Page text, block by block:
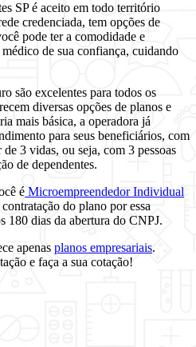
SP é aceito em todo território
credenciada, tem opções de
pode ter a comodidade e
de sua confiança, cuidando
são excelentes para todos os
diversas opções de planos e
mais básica, a operadora já
para seus beneficiários, com
3 vidas, ou seja, com 3 pessoas
de dependentes.
é Microempreendedor Individual
do plano por essa
180 dias da abertura do CNPJ.
apenas planos empresariais.
e faça a sua cotação!